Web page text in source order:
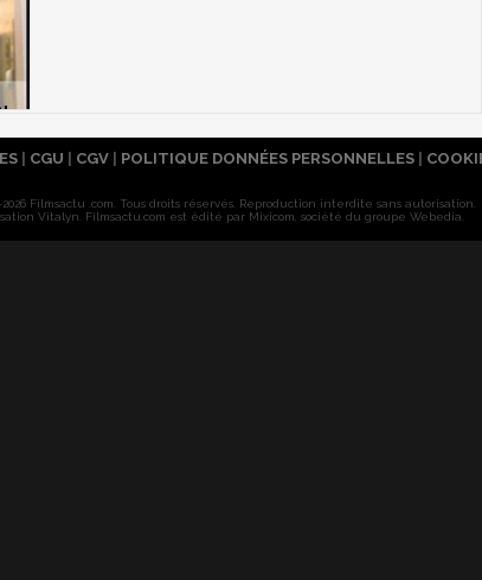
CGU CGV POLITIQUE DONNÉES PERSONNELLES
2026 Filmsactu .com. Tous droits réservés. Reproduction interdite sans autorisation.
Vitalyn . Filmsactu .com est édité par Mixicom, société du groupe Webedia.